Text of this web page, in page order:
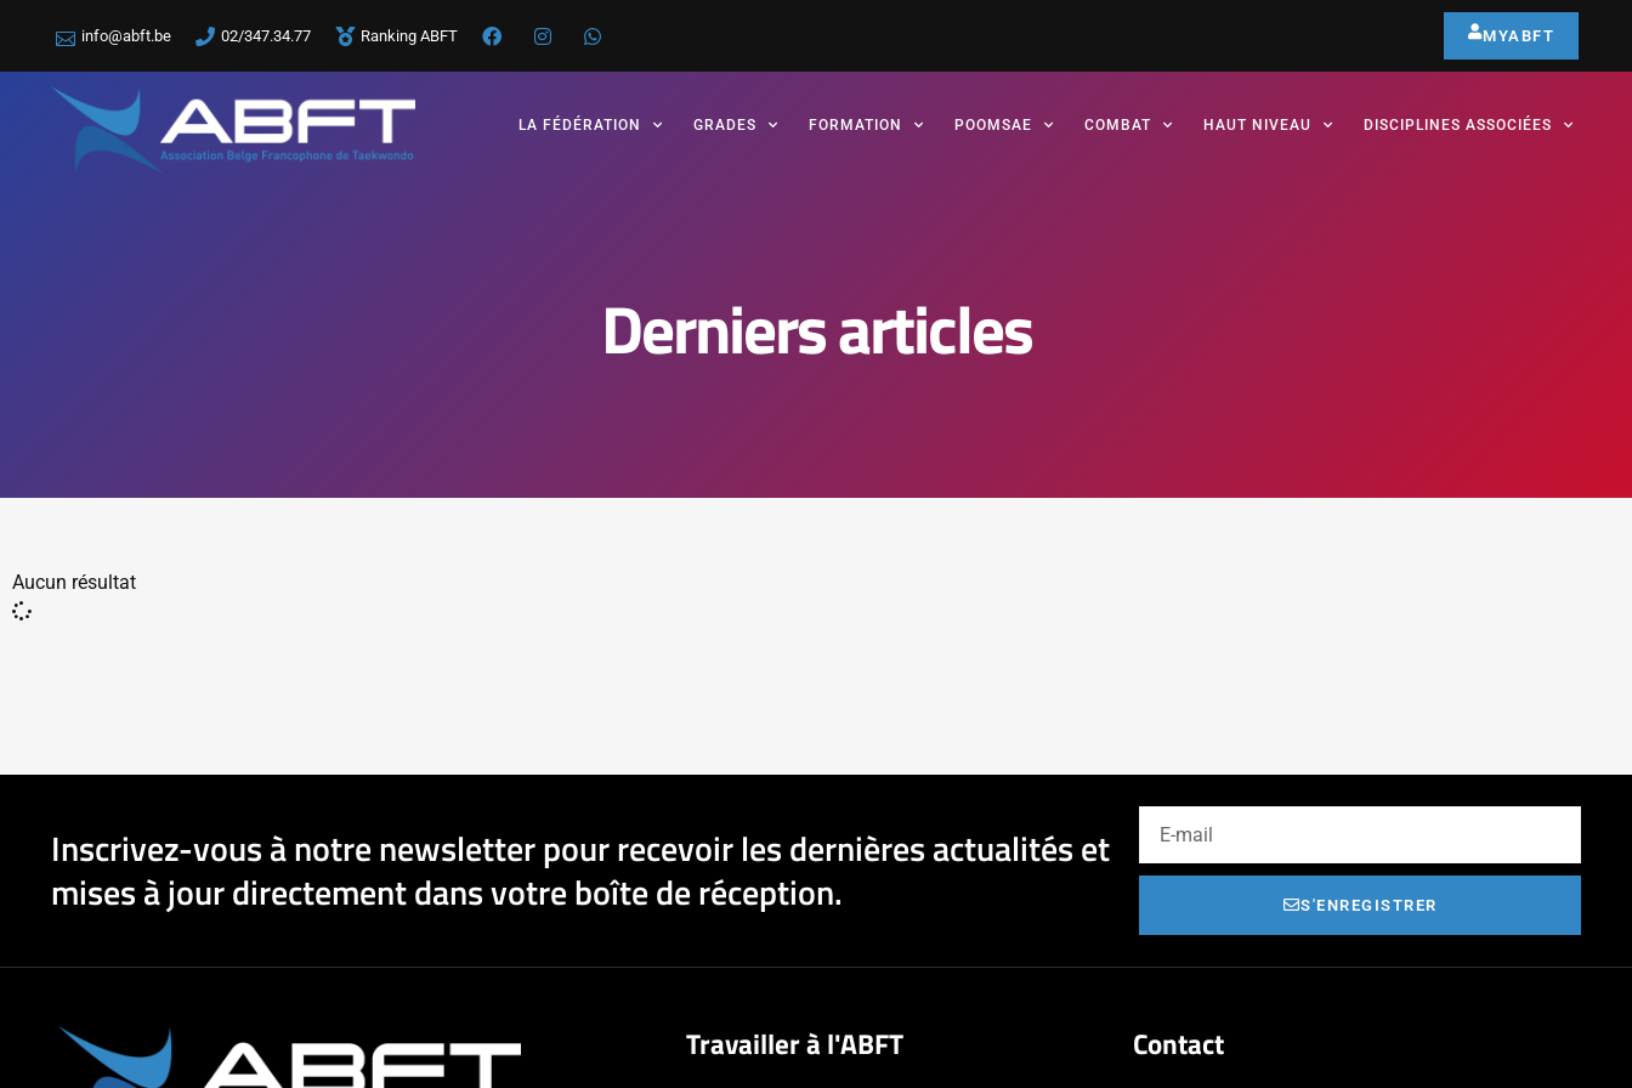
info@abft.be 02/347.34.77 Ranking ABFT MYABFT
LA FÉDÉRATION GRADES FORMATION POOMSAE COMBAT HAUT NIVEAU DISCIPLINES ASSOCIÉES
Derniers articles
Aucun résultat
Inscrivez-vous à notre newsletter pour recevoir les dernières actualités et
mises à jour directement dans votre boîte de réception.
S'ENREGISTRER
Travailler à l'ABFT Contact